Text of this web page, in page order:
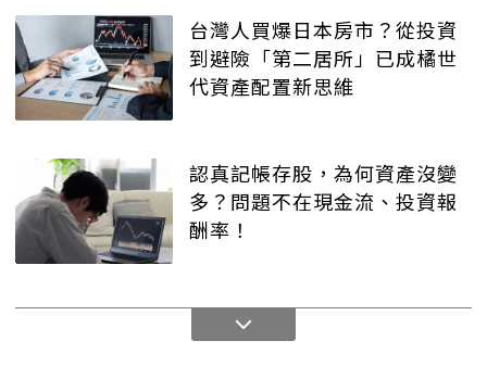
台灣人買爆日本房市？從投資
到避險「第二居所」已成橘世
代資產配置新思維
認真記帳存股，為何資產沒變
多？問題不在現金流、投資報
酬率！